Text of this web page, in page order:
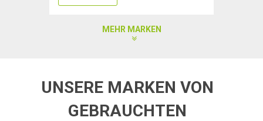
MEHR MARKEN
UNSERE MARKEN VON
GEBRAUCHTEN